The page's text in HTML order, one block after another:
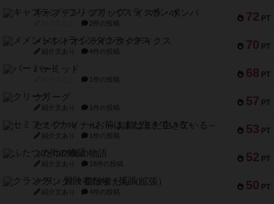
72 PT
キャプテン・フリップ：イスラ・ボンバ
2件の投稿
70 PT
メメントオンラインタクティクス
紹介文あり 4件の投稿
68 PT
パーミッド
1件の投稿
57 PT
クリーグ
紹介文あり 1件の投稿
53 PT
セミファイナル ～お前はまだ生きている～
紹介文あり 1件の投稿
52 PT
ふたつの街の物語
紹介文あり 18件の投稿
50 PT
クランク! ：冒険者たち（拡張）
紹介文あり 4件の投稿